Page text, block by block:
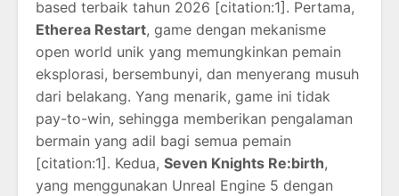
based terbaik tahun 2026 [citation:1]. Pertama,
Etherea Restart, game dengan mekanisme
open world unik yang memungkinkan pemain
eksplorasi, bersembunyi, dan menyerang musuh
dari belakang. Yang menarik, game ini tidak
pay-to-win, sehingga memberikan pengalaman
bermain yang adil bagi semua pemain
[citation:1]. Kedua, Seven Knights Re:birth,
yang menggunakan Unreal Engine 5 dengan